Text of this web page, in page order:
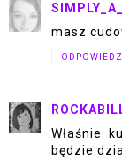
masz
ODPOWIEDZ
Właśnie
będzie